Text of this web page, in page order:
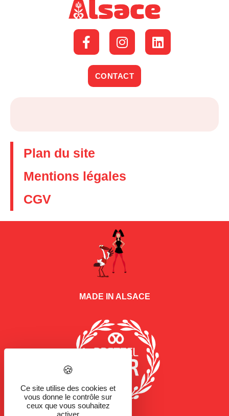
CONTACT
Plan du site
Mentions légales
CGV
MADE IN ALSACE
Ce site utilise des cookies et
vous donne le contrôle sur
ceux que vous souhaitez
activer